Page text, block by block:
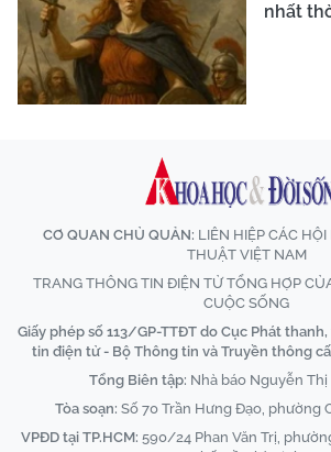
nhất
CƠ QUAN CHỦ QUẢN: LIÊN HIỆP CÁC
THUẬT VIỆT NAM
TRANG THÔNG TIN ĐIỆN TỬ TỔNG HỢP
CUỘC SỐNG
Giấy phép số 113/GP-TTĐT do Cục Phát
tin điện tử - Bộ Thông tin và Truyền thông
Tổng Biên tập: Nhà báo Nguyễn
Tòa soạn: Số 70 Trần Hưng Đạo, phường
VPĐD tại TP.HCM: 590/24 Phan Văn Trị,